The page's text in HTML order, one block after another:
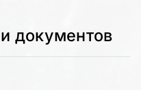
документов